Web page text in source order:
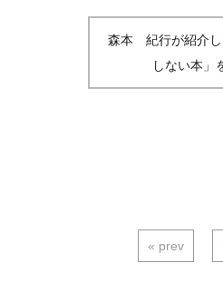
森本 紀行が紹介し
しない本」
« prev